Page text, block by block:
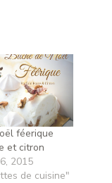
féerique
et citron
2015
de cuisine"